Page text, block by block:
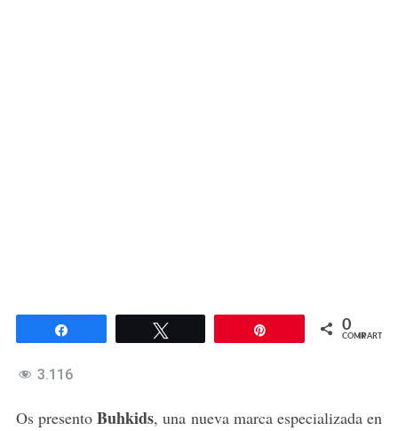
0
COMPARTIR
3.116
Os presentoBuhkids, una nueva marca especializada en